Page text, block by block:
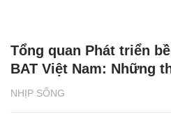
NHỊP SỐNG
Tổng quan Phát triển
BAT Việt Nam: Những